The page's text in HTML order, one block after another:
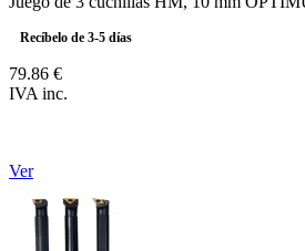
Recíbelo de 3-5 días
79.86 €
IVA inc.
Ver